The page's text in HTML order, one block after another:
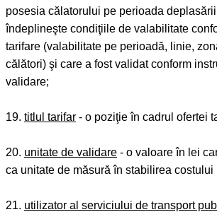
posesia călatorului pe perioada
îndeplineşte condiţiile de valabilitate
tarifare (valabilitate pe perioadă, linie,
călători) şi care a fost validat conform
validare;
19. titlul tarifar - o poziţie în cadrul ofertei
20. unitate de validare - o valoare în lei
ca unitate de măsură în stabilirea costului
21. utilizator al serviciului de transport